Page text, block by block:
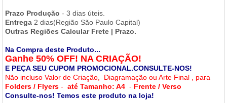
Prazo Produção - 3 dias úteis.
Entrega 2 dias(Região São Paulo Capital)
Outras Regiões Calcular Frete | Prazo.
Na Compra deste Produto...
Ganhe 50% OFF! NA CRIAÇÃO!
E PEÇA SEU CUPOM PROMOCIONAL.CONSULTE-NOS!
Não incluso Valor de Criação, Diagramação ou Arte Final , para
Folders/ Flyers - até Tamanho: A4 - Frente / Verso
Consulte-nos! Temos este produto na loja!